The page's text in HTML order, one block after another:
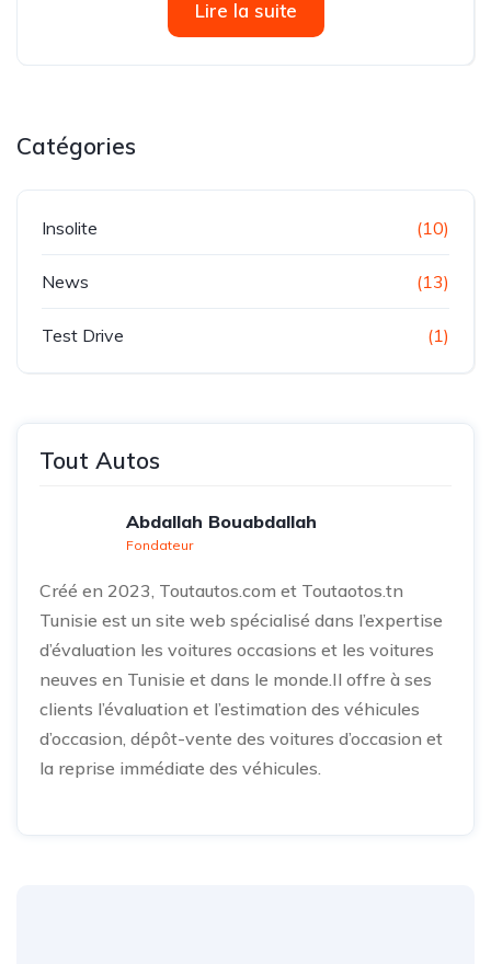
Lire la suite
Catégories
Insolite (10)
News (13)
Test Drive (1)
Tout Autos
Abdallah Bouabdallah
Fondateur
Créé en 2023, Toutautos.com et Toutaotos.tn
Tunisie est un site web spécialisé dans l’expertise
d’évaluation les voitures occasions et les voitures
neuves en Tunisie et dans le monde.Il offre à ses
clients l’évaluation et l’estimation des véhicules
d’occasion, dépôt-vente des voitures d’occasion et
la reprise immédiate des véhicules.